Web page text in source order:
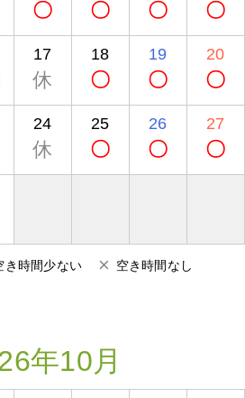
〇 〇 〇 〇
17
休
18
〇
19
〇
20
〇
24
休
25
〇
26
〇
27
〇
き時間少ない × 空き時間なし
年10月